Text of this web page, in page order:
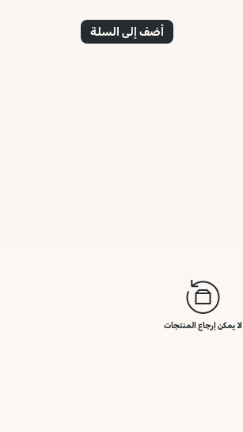
أضف إلى السلة
لا يمكن إرجاع المنتجات